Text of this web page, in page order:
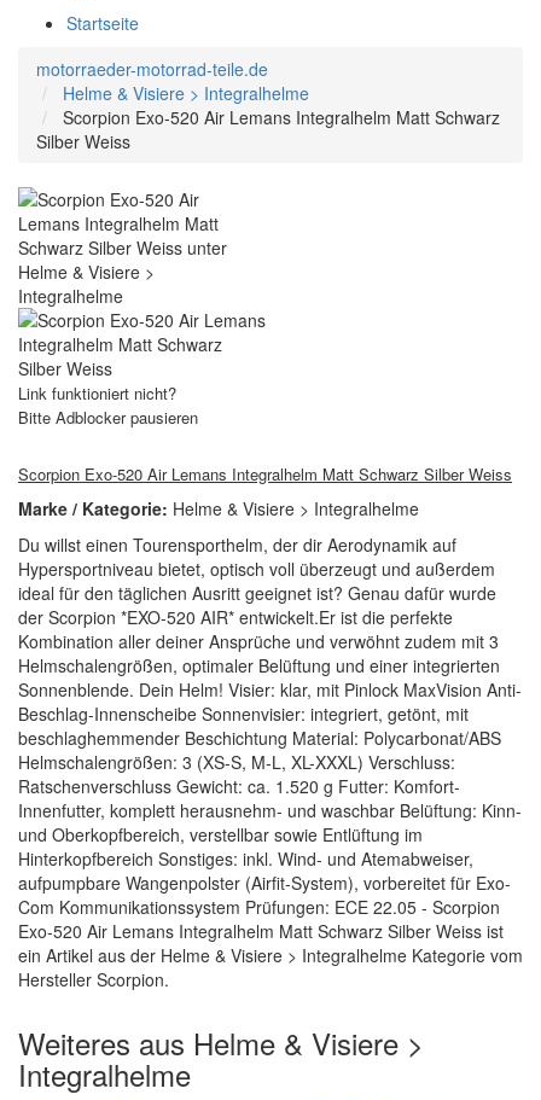
Startseite
motorraeder-motorrad-teile.de
Helme & Visiere > Integralhelme
Scorpion Exo-520 Air Lemans Integralhelm Matt Schwarz
Silber Weiss
Link funktioniert nicht?
Bitte Adblocker pausieren
Scorpion Exo-520 Air Lemans Integralhelm Matt Schwarz Silber Weiss
Marke / Kategorie: Helme & Visiere > Integralhelme
Du willst einen Tourensporthelm, der dir Aerodynamik auf
Hypersportniveau bietet, optisch voll überzeugt und außerdem
ideal für den täglichen Ausritt geeignet ist? Genau dafür wurde
der Scorpion *EXO-520 AIR* entwickelt.Er ist die perfekte
Kombination aller deiner Ansprüche und verwöhnt zudem mit 3
Helmschalengrößen, optimaler Belüftung und einer integrierten
Sonnenblende. Dein Helm! Visier: klar, mit Pinlock MaxVision Anti-
Beschlag-Innenscheibe Sonnenvisier: integriert, getönt, mit
beschlaghemmender Beschichtung Material: Polycarbonat/ABS
Helmschalengrößen: 3 (XS-S, M-L, XL-XXXL) Verschluss:
Ratschenverschluss Gewicht: ca. 1.520 g Futter: Komfort-
Innenfutter, komplett herausnehm- und waschbar Belüftung: Kinn-
und Oberkopfbereich, verstellbar sowie Entlüftung im
Hinterkopfbereich Sonstiges: inkl. Wind- und Atemabweiser,
aufpumpbare Wangenpolster (Airfit-System), vorbereitet für Exo-
Com Kommunikationssystem Prüfungen: ECE 22.05 - Scorpion
Exo-520 Air Lemans Integralhelm Matt Schwarz Silber Weiss ist
ein Artikel aus der Helme & Visiere > Integralhelme Kategorie vom
Hersteller Scorpion.
Weiteres aus Helme & Visiere >
Integralhelme